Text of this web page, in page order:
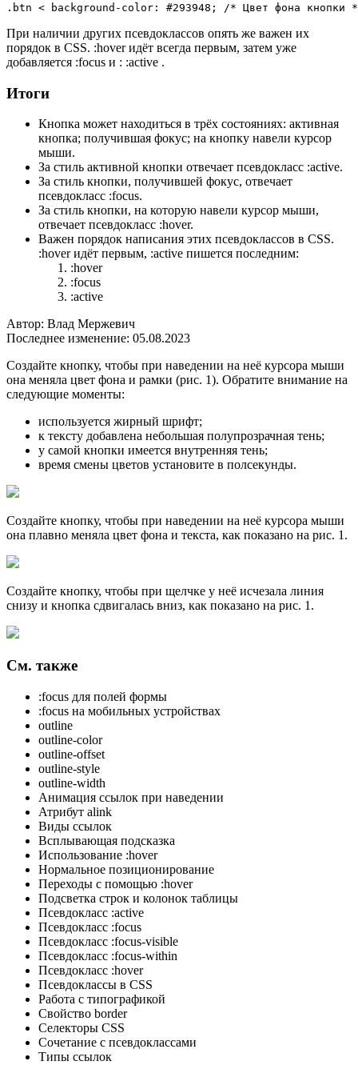
.btn < background-color: #293948; /* Цвет фона
При наличии других псевдоклассов опять же важен их
порядок в CSS. :hover идёт всегда первым, затем уже
добавляется :focus и : :active .
Итоги
Кнопка может находиться в трёх состояниях: активная
кнопка; получившая фокус; на кнопку навели курсор
мыши.
За стиль активной кнопки отвечает псевдокласс :active.
За стиль кнопки, получившей фокус, отвечает
псевдокласс :focus.
За стиль кнопки, на которую навели курсор мыши,
отвечает псевдокласс :hover.
Важен порядок написания этих псевдоклассов в CSS.
:hover идёт первым, :active пишется последним:
:hover
:focus
:active
Автор: Влад Мержевич
Последнее изменение: 05.08.2023
Создайте кнопку, чтобы при наведении на неё курсора мыши
она меняла цвет фона и рамки (рис. 1). Обратите внимание на
следующие моменты:
используется жирный шрифт;
к тексту добавлена небольшая полупрозрачная тень;
у самой кнопки имеется внутренняя тень;
время смены цветов установите в полсекунды.
Создайте кнопку, чтобы при наведении на неё курсора мыши
она плавно меняла цвет фона и текста, как показано на рис. 1.
Создайте кнопку, чтобы при щелчке у неё исчезала линия
снизу и кнопка сдвигалась вниз, как показано на рис. 1.
См. также
:focus для полей формы
:focus на мобильных устройствах
outline
outline-color
outline-offset
outline-style
outline-width
Анимация ссылок при наведении
Атрибут alink
Виды ссылок
Всплывающая подсказка
Использование :hover
Нормальное позиционирование
Переходы с помощью :hover
Подсветка строк и колонок таблицы
Псевдокласс :active
Псевдокласс :focus
Псевдокласс :focus-visible
Псевдокласс :focus-within
Псевдокласс :hover
Псевдоклассы в CSS
Работа с типографикой
Свойство border
Селекторы CSS
Сочетание с псевдоклассами
Типы ссылок